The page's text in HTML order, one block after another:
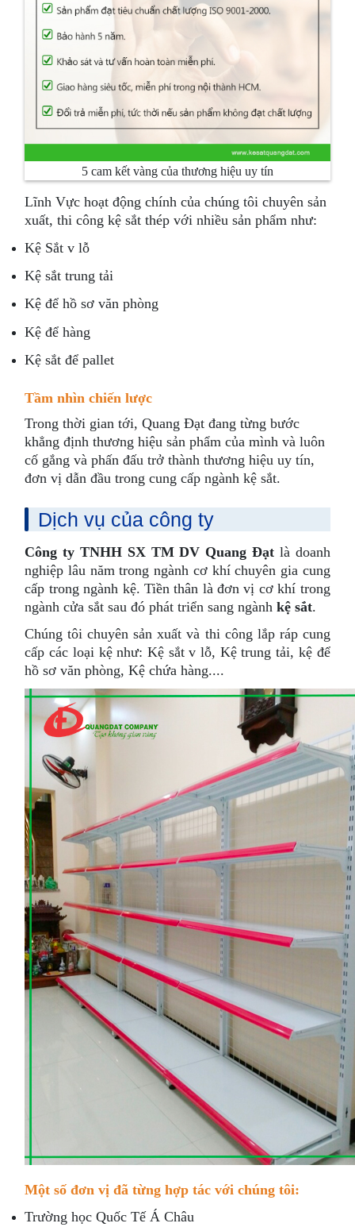
5 cam kết vàng của thương hiệu uy tín
Lĩnh Vực hoạt động chính của chúng tôi chuyên sản
xuất, thi công kệ sắt thép với nhiều sản phẩm như:
Kệ Sắt v lỗ
Kệ sắt trung tải
Kệ để hồ sơ văn phòng
Kệ để hàng
Kệ sắt để pallet
Tầm nhìn chiến lược
Trong thời gian tới, Quang Đạt đang từng bước
khẳng định thương hiệu sản phẩm của mình và luôn
cố gắng và phấn đấu trở thành thương hiệu uy tín,
đơn vị dẫn đầu trong cung cấp ngành kệ sắt.
Dịch vụ của công ty
Công ty TNHH SX TM DV Quang Đạt là doanh
nghiệp lâu năm trong ngành cơ khí chuyên gia cung
cấp trong ngành kệ. Tiền thân là đơn vị cơ khí trong
ngành cửa sắt sau đó phát triển sang ngành kệ sắt.
Chúng tôi chuyên sản xuất và thi công lắp ráp cung
cấp các loại kệ như: Kệ sắt v lỗ, Kệ trung tải, kệ để
hồ sơ văn phòng, Kệ chứa hàng....
Một số đơn vị đã từng hợp tác với chúng tôi:
Trường học Quốc Tế Á Châu